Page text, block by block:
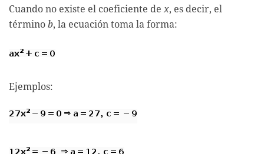
Cuando no existe el coeficiente dex, es decir, el
término b, la ecuación toma la forma:
Ejemplos: